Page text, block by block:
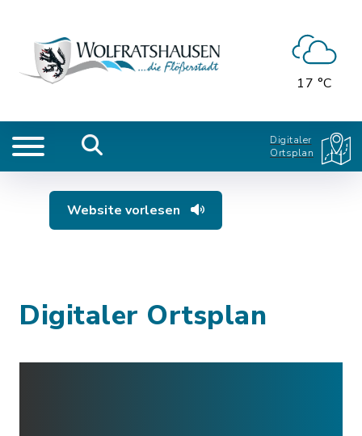
17 °C
Digitaler
Ortsplan
Website vorlesen
Digitaler Ortsplan